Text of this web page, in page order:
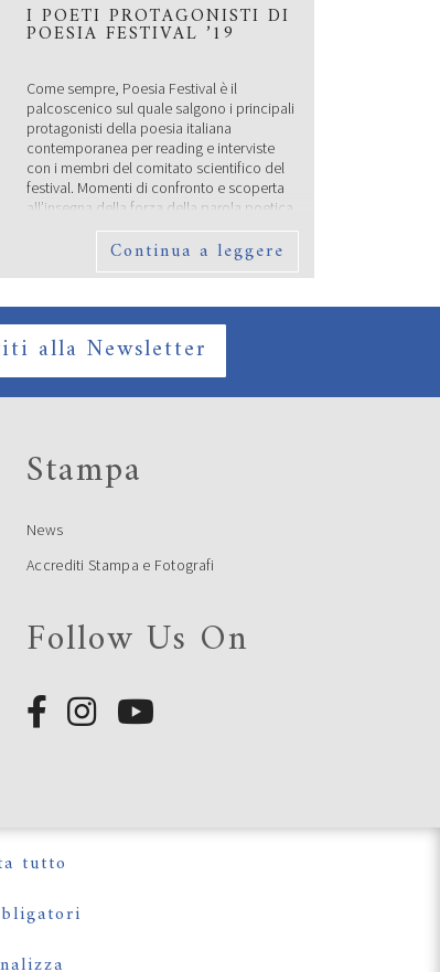
I POETI PROTAGONISTI DI
POESIA FESTIVAL ’19
Come sempre, Poesia Festival è il
palcoscenico sul quale salgono i principali
protagonisti della poesia italiana
contemporanea per reading e interviste
con i membri del comitato scientifico del
festival. Momenti di confronto e scoperta
all’insegna della forza della parola poetica
e della sua sopravvivenza nel mondo di
oggi. Lunedì 16 settembre saranno
protagonisti di un’anteprima […]
Continua a leggere
SABATO 14 SETTEMBRE –
CAMBIO LOCATION
Continua a leggere
SERVIZI SU POESIA
FESTIVAL IN ONDA SU TRC
ANNULLATO L’EVENTO DI
VENERDI 16 LUGLIO 2021
alla Newsletter
Stampa
News
Accrediti Stampa e Fotografi
Follow Us On
tutto